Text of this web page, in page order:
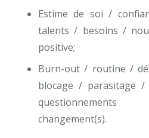
Estime de soi /
talents / besoins /
positive;
Burn-out / routine /
blocage / parasitage /
changement(s).